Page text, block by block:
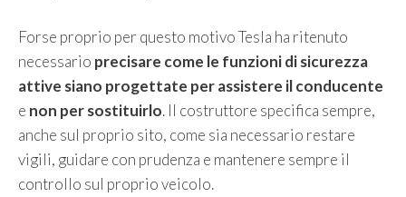
Forse proprio per questo motivo Tesla ha ritenuto
necessario precisare come le funzioni di sicurezza
attive siano progettate per assistere il conducente
e non per sostituirlo. Il costruttore specifica sempre,
anche sul proprio sito, come sia necessario restare
vigili, guidare con prudenza e mantenere sempre il
controllo sul proprio veicolo.